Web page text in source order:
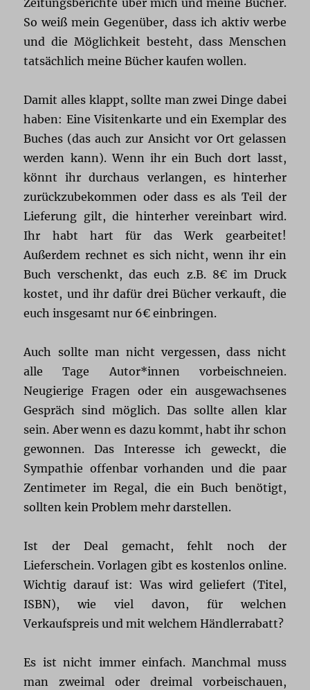
Zeitungsberichte über mich und meine Bücher.
So weiß mein Gegenüber, dass ich aktiv werbe
und die Möglichkeit besteht, dass Menschen
tatsächlich meine Bücher kaufen wollen.
Damit alles klappt, sollte man zwei Dinge dabei
haben: Eine Visitenkarte und ein Exemplar des
Buches (das auch zur Ansicht vor Ort gelassen
werden kann). Wenn ihr ein Buch dort lasst,
könnt ihr durchaus verlangen, es hinterher
zurückzubekommen oder dass es als Teil der
Lieferung gilt, die hinterher vereinbart wird.
Ihr habt hart für das Werk gearbeitet!
Außerdem rechnet es sich nicht, wenn ihr ein
Buch verschenkt, das euch z.B. 8€ im Druck
kostet, und ihr dafür drei Bücher verkauft, die
euch insgesamt nur 6€ einbringen.
Auch sollte man nicht vergessen, dass nicht
alle Tage Autor*innen vorbeischneien.
Neugierige Fragen oder ein ausgewachsenes
Gespräch sind möglich. Das sollte allen klar
sein. Aber wenn es dazu kommt, habt ihr schon
gewonnen. Das Interesse ich geweckt, die
Sympathie offenbar vorhanden und die paar
Zentimeter im Regal, die ein Buch benötigt,
sollten kein Problem mehr darstellen.
Ist der Deal gemacht, fehlt noch der
Lieferschein. Vorlagen gibt es kostenlos online.
Wichtig darauf ist: Was wird geliefert (Titel,
ISBN), wie viel davon, für welchen
Verkaufspreis und mit welchem Händlerrabatt?
Es ist nicht immer einfach. Manchmal muss
man zweimal oder dreimal vorbeischauen,